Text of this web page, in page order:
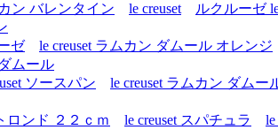
ン バレンタイン
le creuset
ルクルーゼ
ゼ
le creuset ラムカン ダムール オレンジ
ムール
ソースパン
le creuset ラムカン ダム
ロンド ２２ｃｍ
le creuset スパチュラ
le